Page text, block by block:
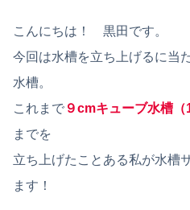
こんにちは！ 黒田です。
今回は水槽を立ち上げるに当
水槽。
これまで ９cmキューブ水槽
までを
立ち上げたことある私が水槽
ます！